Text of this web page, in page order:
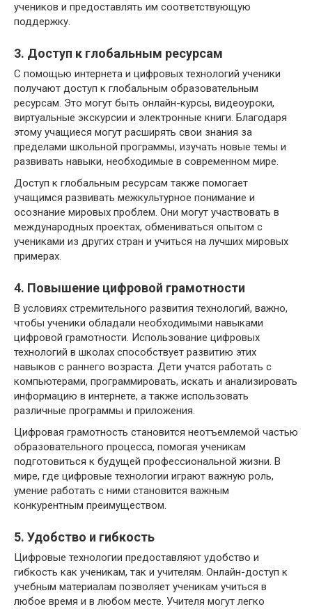
учеников и предоставлять им соответствующую
поддержку.
3. Доступ к глобальным ресурсам
С помощью интернета и цифровых технологий ученики
получают доступ к глобальным образовательным
ресурсам. Это могут быть онлайн-курсы, видеоуроки,
виртуальные экскурсии и электронные книги. Благодаря
этому учащиеся могут расширять свои знания за
пределами школьной программы, изучать новые темы и
развивать навыки, необходимые в современном мире.
Доступ к глобальным ресурсам также помогает
учащимся развивать межкультурное понимание и
осознание мировых проблем. Они могут участвовать в
международных проектах, обмениваться опытом с
учениками из других стран и учиться на лучших мировых
примерах.
4. Повышение цифровой грамотности
В условиях стремительного развития технологий, важно,
чтобы ученики обладали необходимыми навыками
цифровой грамотности. Использование цифровых
технологий в школах способствует развитию этих
навыков с раннего возраста. Дети учатся работать с
компьютерами, программировать, искать и анализировать
информацию в интернете, а также использовать
различные программы и приложения.
Цифровая грамотность становится неотъемлемой частью
образовательного процесса, помогая ученикам
подготовиться к будущей профессиональной жизни. В
мире, где цифровые технологии играют важную роль,
умение работать с ними становится важным
конкурентным преимуществом.
5. Удобство и гибкость
Цифровые технологии предоставляют удобство и
гибкость как ученикам, так и учителям. Онлайн-доступ к
учебным материалам позволяет ученикам учиться в
любое время и в любом месте. Учителя могут легко